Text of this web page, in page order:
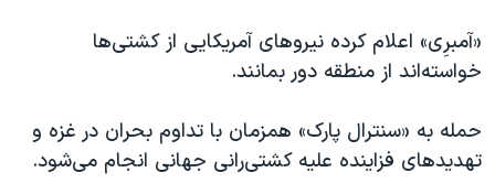
«آمبرِی» اعلام کرده نیروهای آمریکایی از کشتی‌ها
خواسته‌اند از منطقه دور بمانند.
حمله به «سنترال پارک» همزمان با تداوم بحران در غزه و
تهدیدهای فزاینده علیه کشتی‌رانی جهانی انجام می‌شود.